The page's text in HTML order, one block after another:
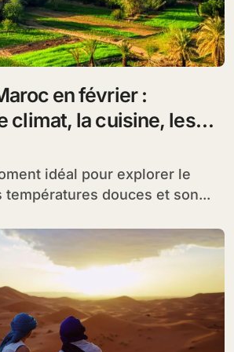
en février :
climat, la cuisine, les
températures douces et son...